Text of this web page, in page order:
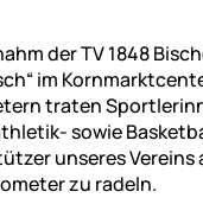
der TV 1848
im
traten
sowie
unseres
zu radeln.